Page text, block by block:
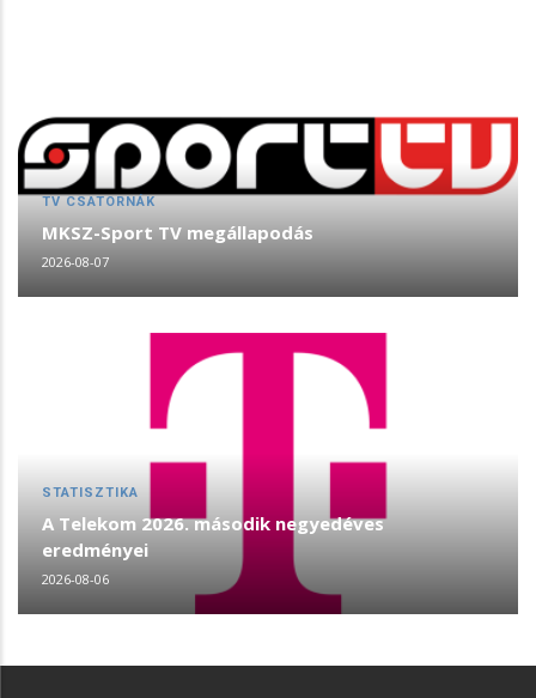
TV CSATORNÁK
MKSZ-Sport TV megállapodás
2026-08-07
STATISZTIKA
A Telekom 2026. második negyedéves
eredményei
2026-08-06